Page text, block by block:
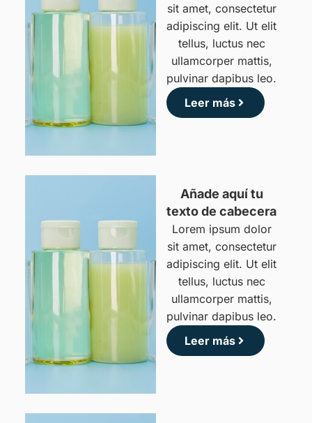
sit amet, consectetur
adipiscing elit. Ut elit
tellus, luctus nec
ullamcorper mattis,
pulvinar dapibus leo.
Leer más
Añade aquí tu
texto de cabecera
Lorem ipsum dolor
sit amet, consectetur
adipiscing elit. Ut elit
tellus, luctus nec
ullamcorper mattis,
pulvinar dapibus leo.
Leer más